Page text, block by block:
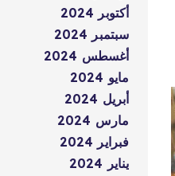
أكتوبر 2024
سبتمبر 2024
أغسطس 2024
مايو 2024
أبريل 2024
مارس 2024
فبراير 2024
يناير 2024